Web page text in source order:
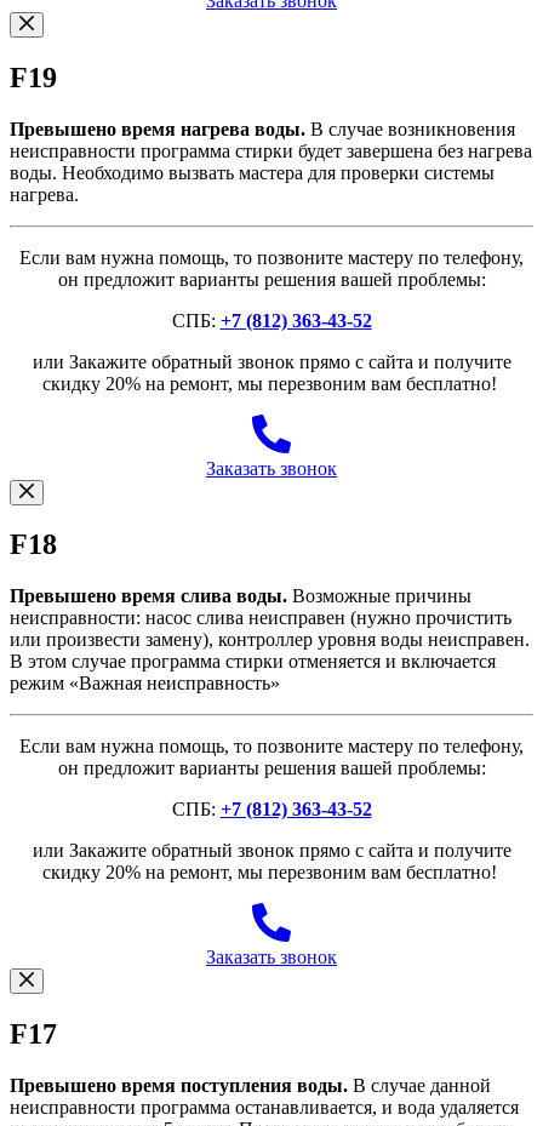
F19
Превышено время нагрева воды. В случае возникновения
неисправности программа стирки будет завершена без нагрева
воды. Необходимо вызвать мастера для проверки системы
нагрева.
Если вам нужна помощь, то позвоните мастеру по телефону,
он предложит варианты решения вашей проблемы:
СПБ: +7 (812) 363-43-52
или Закажите обратный звонок прямо с сайта и получите
скидку 20% на ремонт, мы перезвоним вам бесплатно!
Заказать звонок
F18
Превышено время слива воды. Возможные причины
неисправности: насос слива неисправен (нужно прочистить
или произвести замену), контроллер уровня воды неисправен.
В этом случае программа стирки отменяется и включается
режим «Важная неисправность»
Если вам нужна помощь, то позвоните мастеру по телефону,
он предложит варианты решения вашей проблемы:
СПБ: +7 (812) 363-43-52
или Закажите обратный звонок прямо с сайта и получите
скидку 20% на ремонт, мы перезвоним вам бесплатно!
Заказать звонок
F17
Превышено время поступления воды. В случае данной
неисправности программа останавливается, и вода удаляется